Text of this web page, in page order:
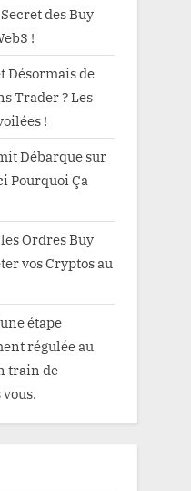
des Buy
!
Désormais de
Trader ? Les
!
Débarque sur
Pourquoi Ça
Ordres Buy
vos Cryptos au
étape
régulée au
train de